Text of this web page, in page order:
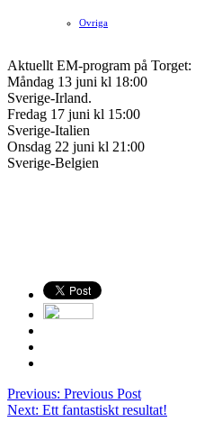
Ovriga
Aktuellt EM-program på Torget:
Måndag 13 juni kl 18:00
Sverige-Irland.
Fredag 17 juni kl 15:00
Sverige-Italien
Onsdag 22 juni kl 21:00
Sverige-Belgien
Previous: Previous Post
Next: Ett fantastiskt resultat!